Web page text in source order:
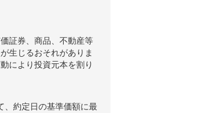
証券、商品、不動産等
生じるおそれがありま
により投資元本を割り
、約定日の基準価額に最